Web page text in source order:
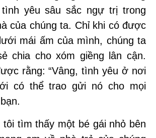
tình yêu sâu sắc ngự trị trong
của chúng ta. Chỉ khi có được
mái ấm của mình, chúng ta
chia cho xóm giềng lân cận.
rằng: “Vâng, tình yêu ở nơi
có thể trao gửi nó cho mọi
tôi tìm thấy một bé gái nhỏ bên